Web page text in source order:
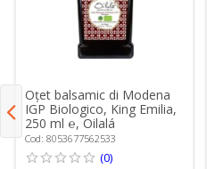
Oțet balsamic di Modena
IGP Biologico, King Emilia,
250 ml ℮, Oilalá
Cod: 8053677562533
(0)